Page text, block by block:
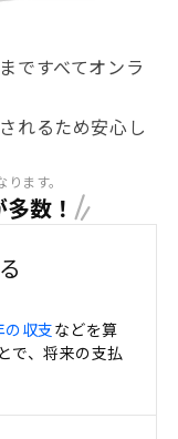
ですべてオンラ
れるため安心し
ます。
数！
の収支などを算
で、将来の支払